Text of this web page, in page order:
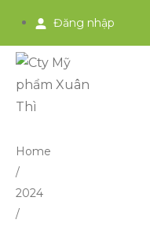
Đăng nhập
Home
/
2024
/